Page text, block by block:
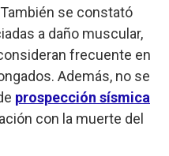
se constató
a daño muscular,
frecuente en
Además, no se
prospección sísmica
con la muerte del